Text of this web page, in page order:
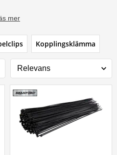
mer
Kopplingsklämma